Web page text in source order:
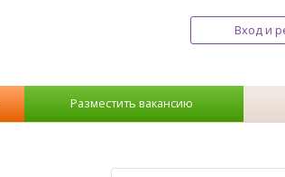
Вход и
Разместить вакансию